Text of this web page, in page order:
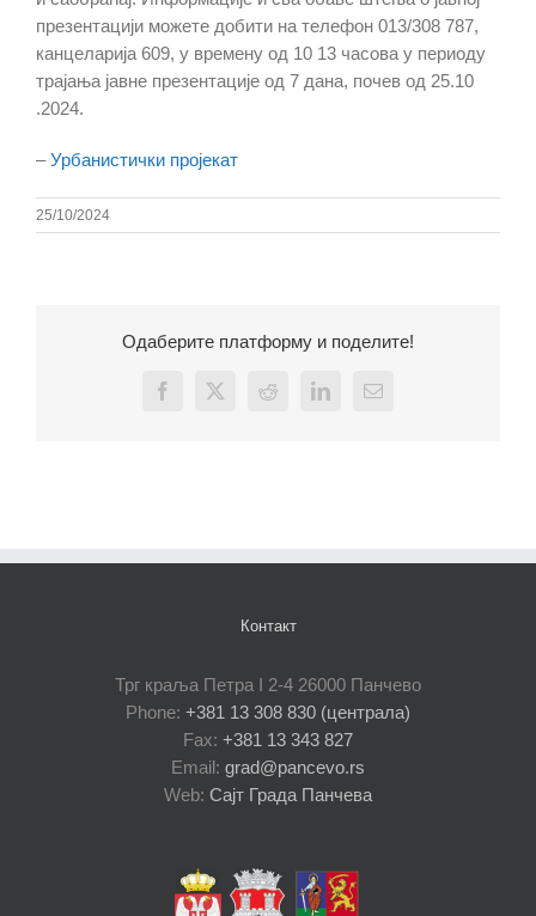
презентацији можете добити на телефон 013/308 787,
канцеларија 609, у времену од 10 13 часова у периоду
трајања јавне презентације од 7 дана, почев од 25.10
.2024.
–Урбанистички пројекат
25/10/2024
Одаберите платформу и поделите!
Facebook
X Reddit LinkedInEmail
Контакт
Трг краља Петра I 2-4 26000 Панчево
Phone: +381 13 308 830 (централа)
Fax: +381 13 343 827
Email: grad@pancevo.rs
Web: Сајт Града Панчева